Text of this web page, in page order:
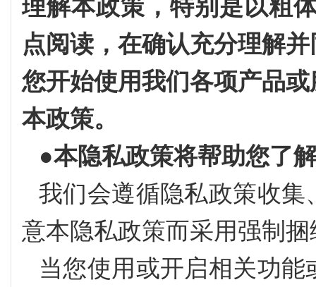
理解本政策，特别是以粗
点阅读，在确认充分理解
您开始使用我们各项产品
本政策。
●本隐私政策将帮助您了
我们会遵循隐私政策收
意本隐私政策而采用强制
当您使用或开启相关功